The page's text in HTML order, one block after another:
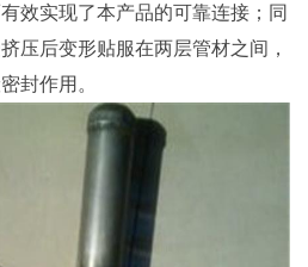
效实现了本产品的可靠连接；同
压后变形贴服在两层管材之间，
封作用。